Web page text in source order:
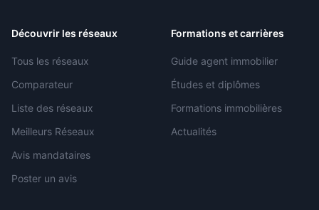
Découvrir les réseaux
Tous les réseaux
Comparateur
Liste des réseaux
Meilleurs Réseaux
Avis mandataires
Poster un avis
Formations et carrières
Guide agent immobilier
Études et diplômes
Formations immobilières
Actualités